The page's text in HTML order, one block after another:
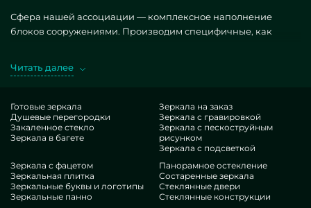
Сфера нашей ассоциации — комплексное наполнение
блоков сооружениями. Производим специфичные, как
упомянутые единицы в реализации MILONYA, вы
оптимальной ставкой, не поддающийся иным категориям.
Если вы помышляете оптимизировать свои дома, придать им
изящества, специфичности, безусловно изучите наши
позиции, от зеркал с вырезом под тумбу и до бесконечных
аксессуаров.
Плюсы нашей организации
Читать далее
Готовые зеркала
Душевые перегородки
Закаленное стекло
Зеркала в багете
Зеркала на заказ
Зеркала с гравировкой
Зеркала с пескоструйным
рисунком
Зеркала с подсветкой
Зеркала с фацетом
Зеркальная плитка
Зеркальные буквы и логотипы
Зеркальные панно
Панорамное остекление
Состаренные зеркала
Стеклянные двери
Стеклянные конструкции